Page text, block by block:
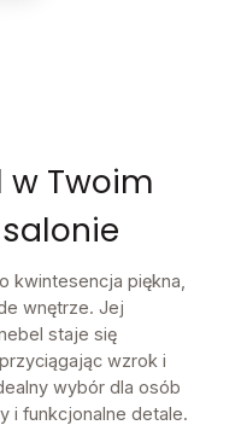
w Twoim
kwintesencja piękna,
wnętrze. Jej
staje się
wzrok i
wybór dla osób
i funkcjonalne detale.